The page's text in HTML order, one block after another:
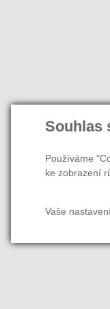
Souhlas
Používáme
ke zobrazení
Vaše